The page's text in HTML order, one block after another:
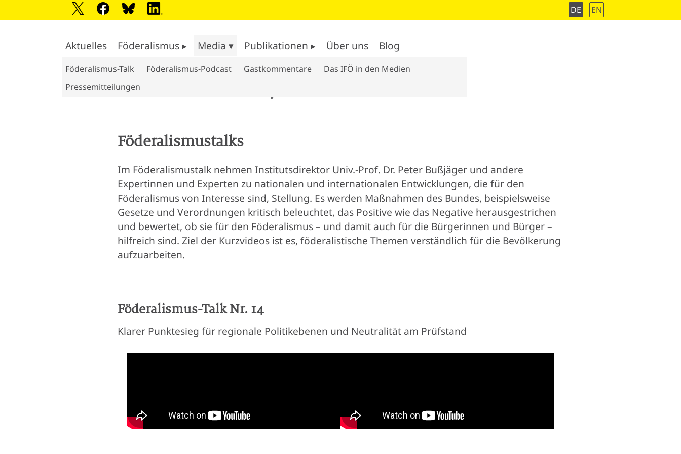
DE EN
Aktuelles Föderalismus ▸ Media ▾
Föderalismus-Talk Föderalismus-Podcast Gastkommentare
Das IFÖ in den Medien
Pressemitteilungen
Publikationen ▸ Über uns Blog
Föderalismustalks
Im Föderalismustalk nehmen Institutsdirektor Univ.-Prof. Dr. Peter Bußjäger und andere
Expertinnen und Experten zu nationalen und internationalen Entwicklungen, die für den
Föderalismus von Interesse sind, Stellung. Es werden Maßnahmen des Bundes, beispielsweise
Gesetze und Verordnungen kritisch beleuchtet, das Positive wie das Negative herausgestrichen
und bewertet, ob sie für den Föderalismus – und damit auch für die Bürgerinnen und Bürger –
hilfreich sind. Ziel der Kurzvideos ist es, föderalistische Themen verständlich für die Bevölkerung
aufzuarbeiten.
Föderalismus-Talk Nr. 14
Klarer Punktesieg für regionale Politikebenen und Neutralität am Prüfstand